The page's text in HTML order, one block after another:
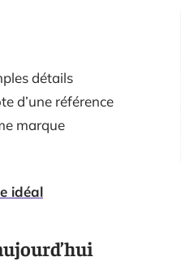
détails
d’une référence
marque
idéal